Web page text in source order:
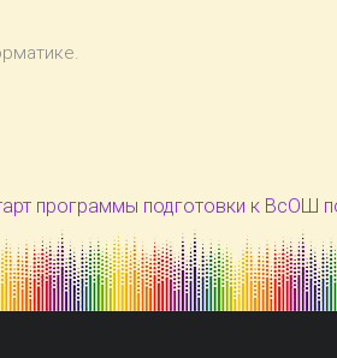
программы подготовки к ВсОШ